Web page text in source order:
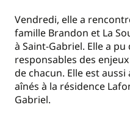
Vendredi, elle a
famille Brandon et La
à Saint-Gabriel. Elle a
responsables des
de chacun. Elle est
aînés à la résidence
Gabriel.